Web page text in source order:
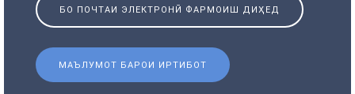
БО ПОЧТАИ ЭЛЕКТРОНӢ ФАРМОИШ ДИҲЕД
МАЪЛУМОТ БАРОИ ИРТИБОТ